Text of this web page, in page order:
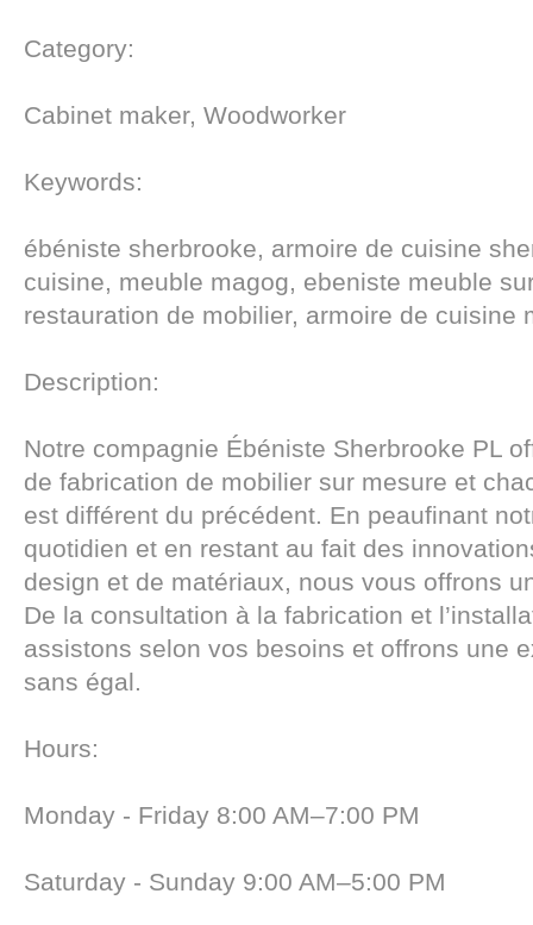
Category:
Cabinet maker, Woodworker
Keywords:
ébéniste sherbrooke, armoire de cuisine
cuisine, meuble magog, ebeniste meuble
restauration de mobilier, armoire de cuisine
Description:
Notre compagnie Ébéniste Sherbrooke PL
de fabrication de mobilier sur mesure et
est différent du précédent. En peaufinant
quotidien et en restant au fait des
design et de matériaux, nous vous offrons
De la consultation à la fabrication et
assistons selon vos besoins et offrons une
sans égal.
Hours:
Monday - Friday 8:00 AM–7:00 PM
Saturday - Sunday 9:00 AM–5:00 PM